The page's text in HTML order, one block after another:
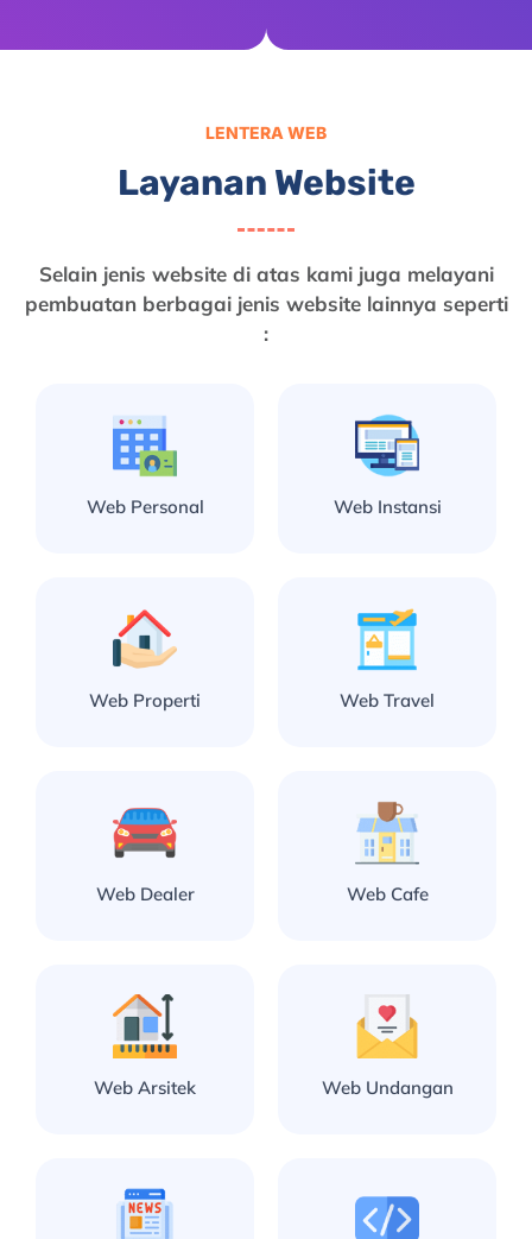
LENTERA WEB
Layanan Website
Selain jenis website di atas kami juga melayani
pembuatan berbagai jenis website lainnya seperti
:
Web Personal
Web Properti
Web Dealer
Web Instansi
Web Travel
Web Cafe
Web Arsitek Web Undangan